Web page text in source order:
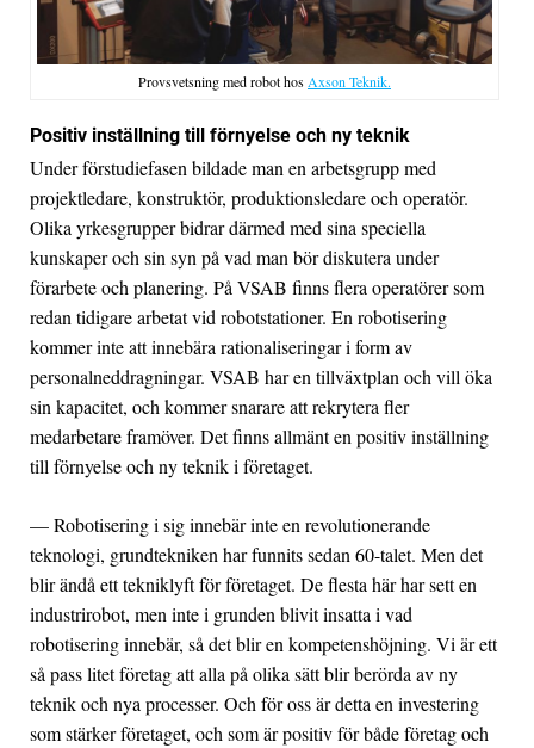
Provsvetsning med robot hos Axson Teknik.
Positiv inställning till förnyelse och ny teknik
Under förstudiefasen bildade man en arbetsgrupp med
projektledare, konstruktör, produktionsledare och operatör.
Olika yrkesgrupper bidrar därmed med sina speciella
kunskaper och sin syn på vad man bör diskutera under
förarbete och planering. På VSAB finns flera operatörer som
redan tidigare arbetat vid robotstationer. En robotisering
kommer inte att innebära rationaliseringar i form av
personalneddragningar. VSAB har en tillväxtplan och vill öka
sin kapacitet, och kommer snarare att rekrytera fler
medarbetare framöver. Det finns allmänt en positiv inställning
till förnyelse och ny teknik i företaget.
— Robotisering i sig innebär inte en revolutionerande
teknologi, grundtekniken har funnits sedan 60-talet. Men det
blir ändå ett tekniklyft för företaget. De flesta här har sett en
industrirobot, men inte i grunden blivit insatta i vad
robotisering innebär, så det blir en kompetenshöjning. Vi är ett
så pass litet företag att alla på olika sätt blir berörda av ny
teknik och nya processer. Och för oss är detta en investering
som stärker företaget, och som är positiv för både företag och